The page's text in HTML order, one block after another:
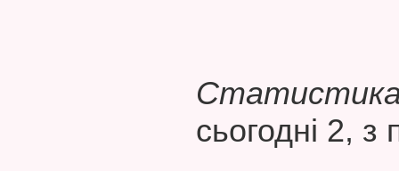
Статистика
сьогодні 2, з